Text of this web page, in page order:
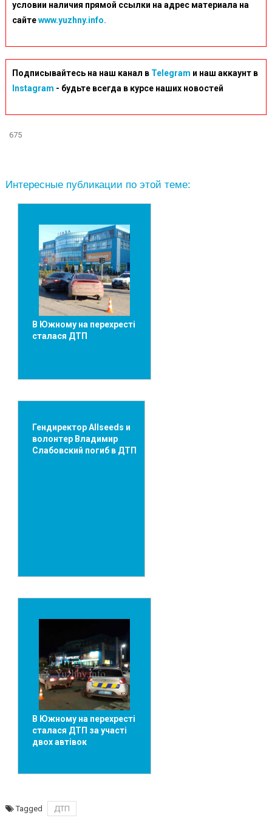
условии наличия прямой ссылки на адрес материала на
сайтеwww.yuzhny.info.
Подписывайтесь на наш канал в Telegram и наш аккаунт в
Instagram - будьте всегда в курсе наших новостей
675
Интересные публикации по этой теме:
В Южному на перехресті
сталася ДТП
Гендиректор Allseeds и
волонтер Владимир
Слабовский погиб в ДТП
В Южному на перехресті
сталася ДТП за участі
двох автівок
Tagged ДТП